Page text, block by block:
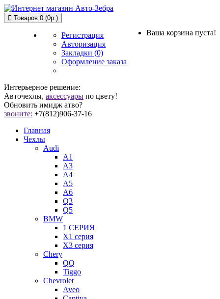
Товаров 0 (0р.)
Ваша корзина пуста!
Регистрация
Авторизация
Закладки (0)
Оформление заказа
Интерьерное решение:
Авточехлы, аксессуары по цвету!
Обновить имидж атво?
звоните: +7(812)906-37-16
Главная
Чехлы
Audi
A1
A3
A4
A5
A6
Q3
Q5
BMW
1 СЕРИЯ
X1 серия
X3 серия
Chery
QQ
Tiggo
Chevrolet
Aveo